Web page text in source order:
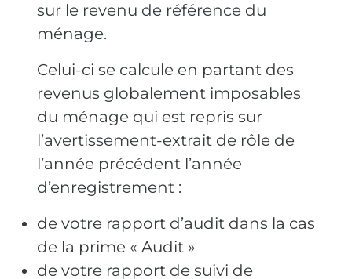
sur le revenu de référence du
ménage.
Celui-ci se calcule en partant des
revenus globalement imposables
du ménage qui est repris sur
l’avertissement-extrait de rôle de
l’année précédent l’année
d’enregistrement :
de votre rapport d’audit dans la cas
de la prime « Audit »
de votre rapport de suivi de